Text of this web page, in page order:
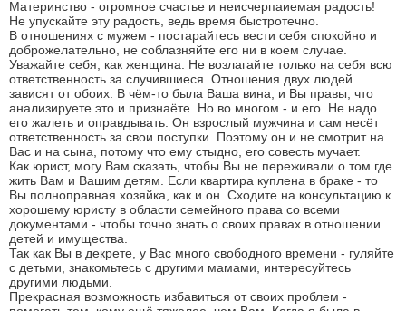
Материнство - огромное счастье и неисчерпаиемая радость!
Не упускайте эту радость, ведь время быстротечно.
В отношениях с мужем - постарайтесь вести себя спокойно и
доброжелательно, не соблазняйте его ни в коем случае.
Уважайте себя, как женщина. Не возлагайте только на себя всю
ответственность за случившиеся. Отношения двух людей
зависят от обоих. В чём-то была Ваша вина, и Вы правы, что
анализируете это и признаёте. Но во многом - и его. Не надо
его жалеть и оправдывать. Он взрослый мужчина и сам несёт
ответственность за свои поступки. Поэтому он и не смотрит на
Вас и на сына, потому что ему стыдно, его совесть мучает.
Как юрист, могу Вам сказать, чтобы Вы не переживали о том где
жить Вам и Вашим детям. Если квартира куплена в браке - то
Вы полноправная хозяйка, как и он. Сходите на консультацию к
хорошему юристу в области семейного права со всеми
документами - чтобы точно знать о своих правах в отношении
детей и имущества.
Так как Вы в декрете, у Вас много свободного времени - гуляйте
с детьми, знакомьтесь с другими мамами, интересуйтесь
другими людьми.
Прекрасная возможность избавиться от своих проблем -